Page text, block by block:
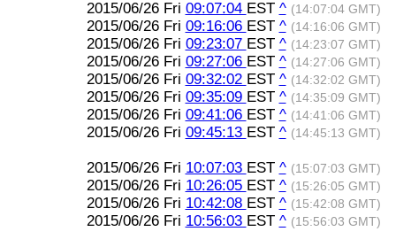
2015/06/26 Fri 09:07:04 EST ^ (14:07:04 GMT)
2015/06/26 Fri 09:16:06 EST ^ (14:16:06 GMT)
2015/06/26 Fri 09:23:07 EST ^ (14:23:07 GMT)
2015/06/26 Fri 09:27:06 EST ^ (14:27:06 GMT)
2015/06/26 Fri 09:32:02 EST ^ (14:32:02 GMT)
2015/06/26 Fri 09:35:09 EST ^ (14:35:09 GMT)
2015/06/26 Fri 09:41:06 EST ^ (14:41:06 GMT)
2015/06/26 Fri 09:45:13 EST ^ (14:45:13 GMT)
2015/06/26 Fri 10:07:03 EST ^ (15:07:03 GMT)
2015/06/26 Fri 10:26:05 EST ^ (15:26:05 GMT)
2015/06/26 Fri 10:42:08 EST ^ (15:42:08 GMT)
2015/06/26 Fri 10:56:03 EST ^ (15:56:03 GMT)